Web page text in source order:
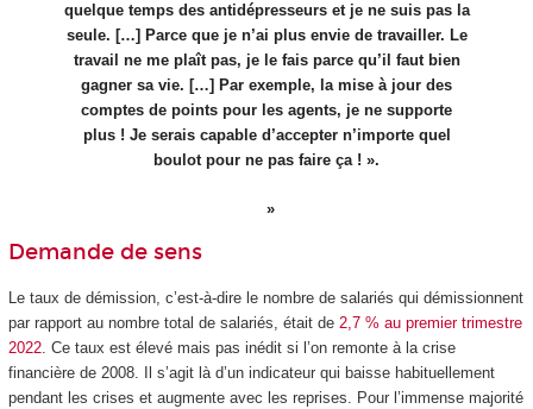
quelque temps des antidépresseurs et je ne suis pas la
seule. […] Parce que je n’ai plus envie de travailler. Le
travail ne me plaît pas, je le fais parce qu’il faut bien
gagner sa vie. […] Par exemple, la mise à jour des
comptes de points pour les agents, je ne supporte
plus ! Je serais capable d’accepter n’importe quel
boulot pour ne pas faire ça ! ».
Demande de sens
Le taux de démission, c’est-à-dire le nombre de salariés qui démissionnent
par rapport au nombre total de salariés, était de 2,7 % au premier trimestre
2022. Ce taux est élevé mais pas inédit si l’on remonte à la crise
financière de 2008. Il s’agit là d’un indicateur qui baisse habituellement
pendant les crises et augmente avec les reprises. Pour l’immense majorité